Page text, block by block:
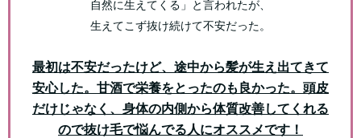
自然に生えてくる」と言われたが、
生えてこず抜け続けて不安だった。
最初は不安だったけど、途中から髪が生え出てきて
安心した。甘酒で栄養をとったのも良かった。 頭皮
だけじゃなく、身体の内側から体質改善してくれる
ので抜け毛で悩んでる人にオススメです！